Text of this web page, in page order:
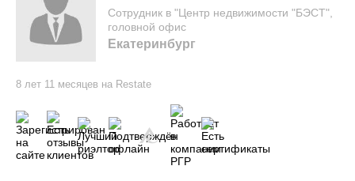
Сотрудник в "Центр недвижимости "БЭСТ",
головной офис
Екатеринбург
8 лет 11 месяцев на Restate